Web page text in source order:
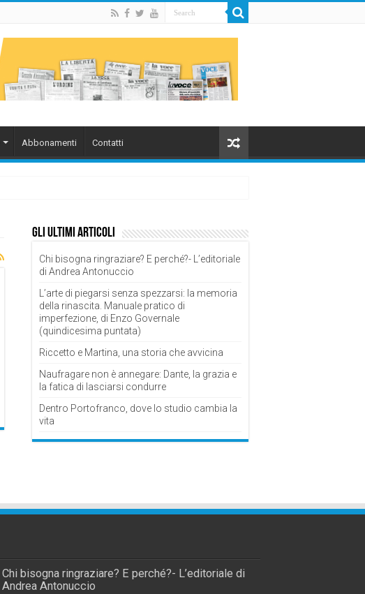
Abbonamenti Contatti
Gli ultimi articoli
Chi bisogna ringraziare? E perché?- L’editoriale
di Andrea Antonuccio
L’arte di piegarsi senza spezzarsi: la memoria
della rinascita. Manuale pratico di
imperfezione, di Enzo Governale
(quindicesima puntata)
Riccetto e Martina, una storia che avvicina
Naufragare non è annegare: Dante, la grazia e
la fatica di lasciarsi condurre
Dentro Portofranco, dove lo studio cambia la
vita
Chi bisogna ringraziare? E perché?- L’editoriale di
Andrea Antonuccio